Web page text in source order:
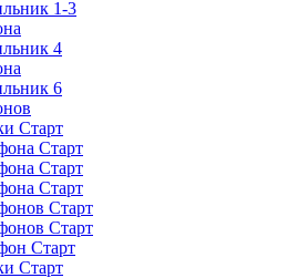
1-3
4
6
Старт
Старт
Старт
Старт
Старт
Старт
Старт
Старт